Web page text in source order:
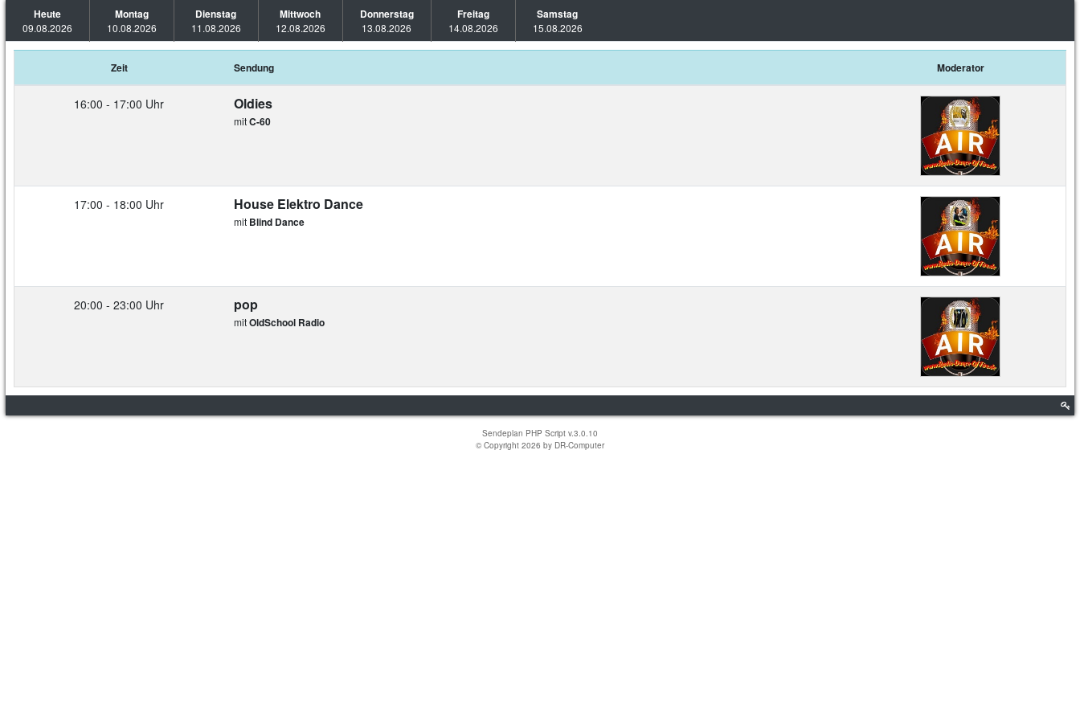
Heute
09.08.2026
Montag
10.08.2026
Dienstag
11.08.2026
Mittwoch
12.08.2026
Donnerstag
13.08.2026
Freitag
14.08.2026
Samstag
15.08.2026
Zeit Sendung Moderator
16:00 - 17:00 Uhr Oldies
mitC-60
17:00 - 18:00 Uhr House Elektro Dance
mit Blind Dance
20:00 - 23:00 Uhr pop
mitOldSchool Radio
Sendeplan PHP Script v.3.0.10
© Copyright 2026 by DR-Computer